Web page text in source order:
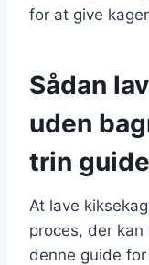
for at give
Sådan
uden
trin guide
At lave
proces, der
denne guide